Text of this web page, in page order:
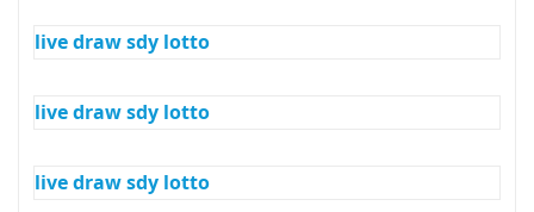
live draw sdy lotto
live draw sdy lotto
live draw sdy lotto